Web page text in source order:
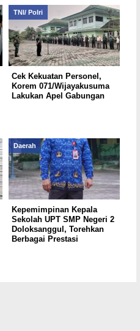
TNI/ Polri
Cek Kekuatan Personel,
Korem 071/Wijayakusuma
Lakukan Apel Gabungan
Daerah
Kepemimpinan Kepala
Sekolah UPT SMP Negeri 2
Doloksanggul, Torehkan
Berbagai Prestasi